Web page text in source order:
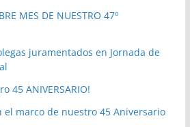
MES DE NUESTRO 47º
juramentados en Jornada de
45 ANIVERSARIO!
el marco de nuestro 45 Aniversario